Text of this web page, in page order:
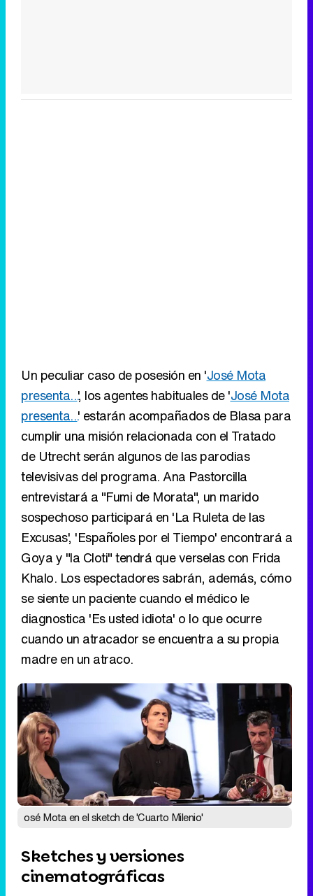
Un peculiar caso de posesión en 'José Mota
presenta...', los agentes habituales de 'José Mota
presenta...' estarán acompañados de Blasa para
cumplir una misión relacionada con el Tratado
de Utrecht serán algunos de las parodias
televisivas del programa. Ana Pastorcilla
entrevistará a "Fumi de Morata", un marido
sospechoso participará en 'La Ruleta de las
Excusas', 'Españoles por el Tiempo' encontrará a
Goya y "la Cloti" tendrá que verselas con Frida
Khalo. Los espectadores sabrán, además, cómo
se siente un paciente cuando el médico le
diagnostica 'Es usted idiota' o lo que ocurre
cuando un atracador se encuentra a su propia
madre en un atraco.
osé Mota en el sketch de 'Cuarto Milenio'
Sketches y versiones
cinematográficas